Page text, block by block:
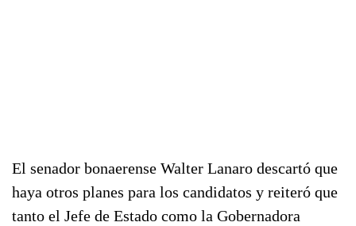
El senador bonaerense Walter Lanaro descartó que
haya otros planes para los candidatos y reiteró que
tanto el Jefe de Estado como la Gobernadora